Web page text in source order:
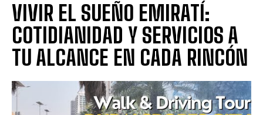
VIVIR EL SUEÑO EMIRATÍ:
COTIDIANIDAD Y SERVICIOS A
TU ALCANCE EN CADA RINCÓN